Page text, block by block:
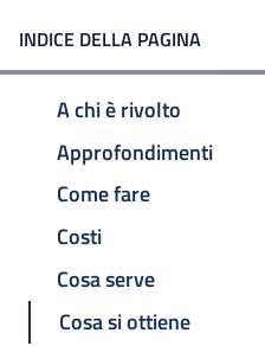
INDICE DELLA PAGINA
A chi è rivolto
Approfondimenti
Come fare
Costi
Cosa serve
Cosa si ottiene